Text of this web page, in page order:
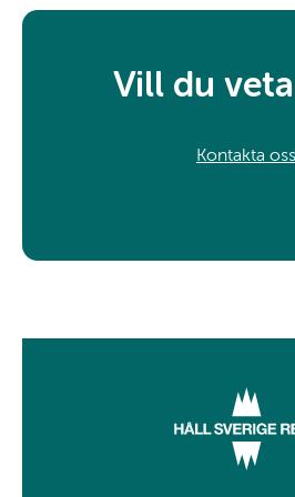
Vill du
Kontakta oss